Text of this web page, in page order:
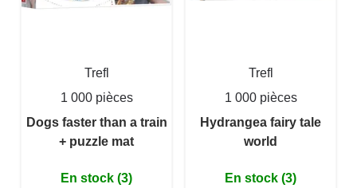
Trefl
1 000 pièces
Dogs faster than a train
+ puzzle mat
En stock (3)
Trefl
1 000 pièces
Hydrangea fairy tale
world
En stock (3)